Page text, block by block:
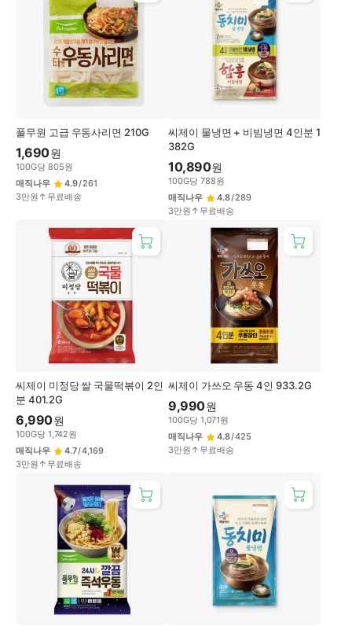
풀무원 고급 우동사리면 210G
1,690원
100G당 805원
매직나우
4.9/261
3만원↑무료배송
씨제이 물냉면 + 비빔냉면 4인분 1
382G
10,890원
100G당 788원
매직나우
4.8/289
3만원↑무료배송
씨제이 미정당 쌀 국물떡볶이 2인
분 401.2G
6,990원
100G당 1,742원
매직나우
4.7/4,169
3만원↑무료배송
씨제이 가쓰오 우동 4인 933.2G
9,990원
100G당 1,071원
매직나우
4.8/425
3만원↑무료배송